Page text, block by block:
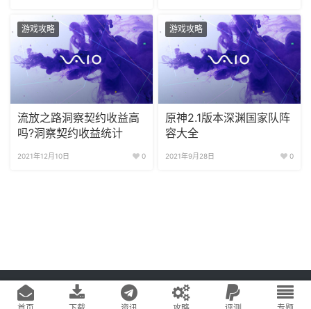
游戏攻略
流放之路洞察契约收益高
吗?洞察契约收益统计
2021年12月10日 0
游戏攻略
原神2.1版本深渊国家队阵
容大全
2021年9月28日 0
Copyright © 2020 游戏易站 版权所有 鄂ICP备2022019269号-1
网站地图